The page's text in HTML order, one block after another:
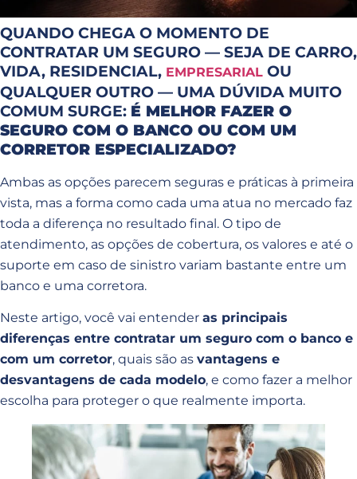
QUANDO CHEGA O MOMENTO DE
CONTRATAR UM SEGURO — SEJA DE CARRO,
VIDA, RESIDENCIAL, EMPRESARIAL OU
QUALQUER OUTRO — UMA DÚVIDA MUITO
COMUM SURGE: É MELHOR FAZER O
SEGURO COM O BANCO OU COM UM
CORRETOR ESPECIALIZADO?
Ambas as opções parecem seguras e práticas à primeira
vista, mas a forma como cada uma atua no mercado faz
toda a diferença no resultado final. O tipo de
atendimento, as opções de cobertura, os valores e até o
suporte em caso de sinistro variam bastante entre um
banco e uma corretora.
Neste artigo, você vai entender as principais
diferenças entre contratar um seguro com o banco e
com um corretor, quais são as vantagens e
desvantagens de cada modelo, e como fazer a melhor
escolha para proteger o que realmente importa.